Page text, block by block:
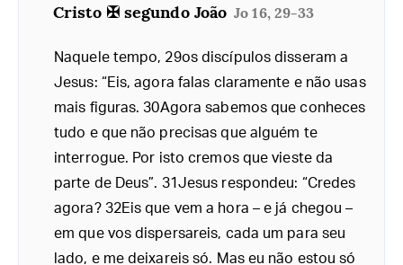
Cristo ✠ segundo João Jo 16, 29-33
Naquele tempo, 29os discípulos disseram a
Jesus: “Eis, agora falas claramente e não usas
mais figuras. 30Agora sabemos que conheces
tudo e que não precisas que alguém te
interrogue. Por isto cremos que vieste da
parte de Deus”. 31Jesus respondeu: “Credes
agora? 32Eis que vem a hora – e já chegou –
em que vos dispersareis, cada um para seu
lado, e me deixareis só. Mas eu não estou só